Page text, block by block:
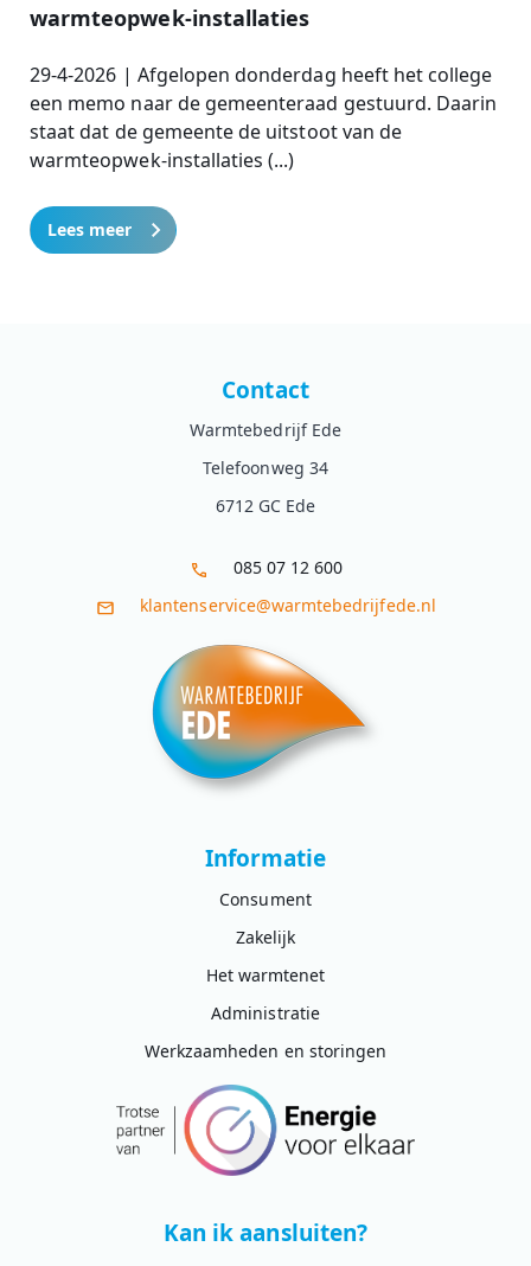
warmteopwek-installaties
29-4-2026 | Afgelopen donderdag heeft het college
een memo naar de gemeenteraad gestuurd. Daarin
staat dat de gemeente de uitstoot van de
warmteopwek-installaties (...)
Lees meer
Contact
Warmtebedrijf Ede
Telefoonweg 34
6712 GC Ede
085 07 12 600
klantenservice@warmtebedrijfede.nl
Informatie
Consument
Zakelijk
Het warmtenet
Administratie
Werkzaamheden en storingen
Kan ik aansluiten?